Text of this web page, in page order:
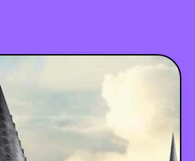
CRÉATION
ART